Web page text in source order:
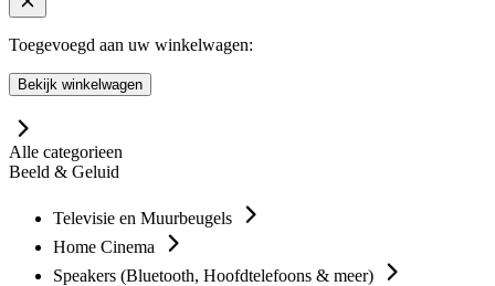
Toegevoegd aan uw winkelwagen:
Bekijk winkelwagen
Alle categorieen
Beeld & Geluid
Televisie en Muurbeugels
Home Cinema
Speakers (Bluetooth, Hoofdtelefoons & meer)